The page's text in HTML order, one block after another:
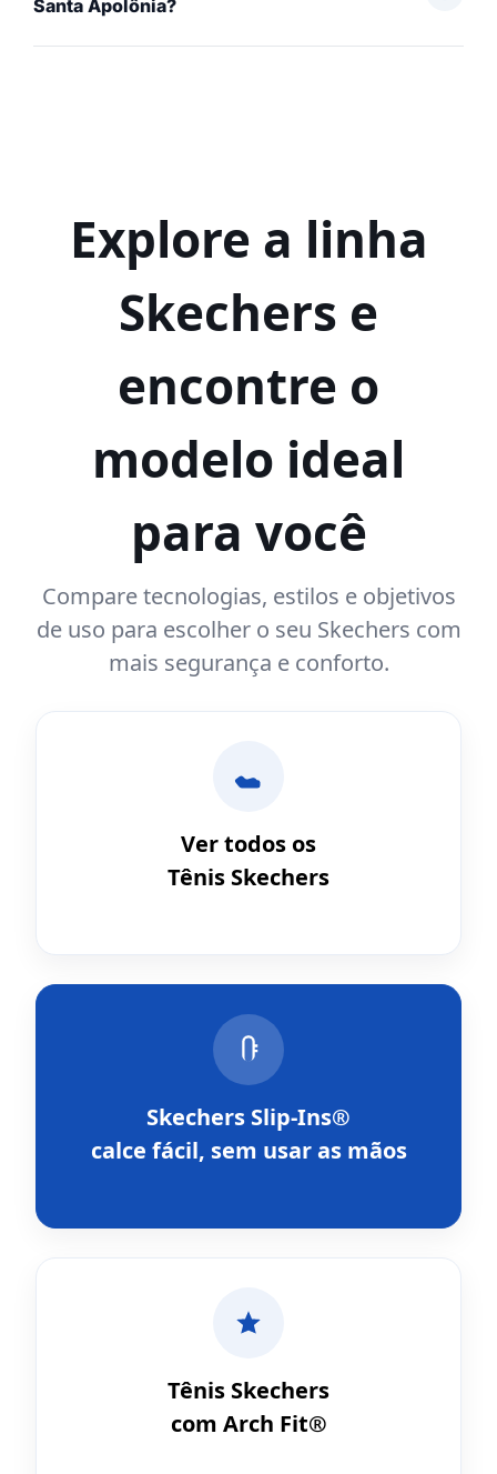
Santa Apolônia?
Explore a linha
Skechers e
encontre o
modelo ideal
para você
Compare tecnologias, estilos e objetivos
de uso para escolher o seu Skechers com
mais segurança e conforto.
Ver todos os
Tênis Skechers
Skechers Slip-Ins®
calce fácil, sem usar as mãos
Tênis Skechers
com Arch Fit®